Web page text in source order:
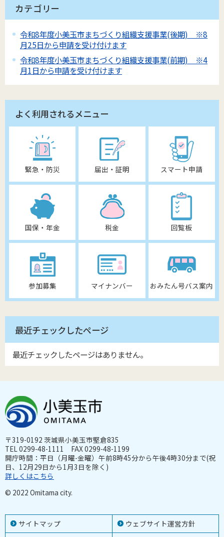
カテゴリー
令和8年度小美玉市まちづくり組織支援事業(後期) ※8
月25日から申請を受け付けます
令和8年度小美玉市まちづくり組織支援事業(前期) ※4
月1日から申請を受け付けます
よく利用されるメニュー
緊急・防災 届出・証明 スマート申請
国保・年金 税金 回覧板
参加募集 マイナンバー おみたん号バス案内
最近チェックしたページ
最近チェックしたページはありません。
サイトマップ
ウェブサイト運営方針
〒319-0192 茨城県小美玉市堅倉835
TEL 0299-48-1111 FAX 0299-48-1199
開庁時間：平日（月曜-金曜）午前8時45分から午後4時30分まで(祝
日、12月29日から1月3日を除く)
詳しくはこちら
© 2022 Omitama city.